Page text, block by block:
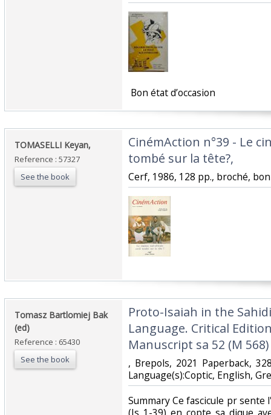
‎ Bon état d’occasion ‎
‎TOMASELLI Keyan, ‎
Reference : 57327
See the book
‎CinémAction n°39 - Le
tombé sur la tête?,‎
‎Cerf, 1986, 128 pp., broché,
‎Tomasz Bartlomiej Bak
(ed)‎
Reference : 65430
See the book
‎Proto-Isaiah in the
Language. Critical
Manuscript sa 52 (M
‎, Brepols, 2021 Paperback,
Language(s):Coptic, English,
‎Summary Ce fascicule pr